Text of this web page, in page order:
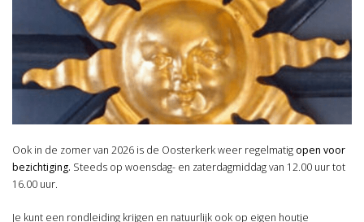
Ook in de zomer van 2026 is de Oosterkerk weer regelmatig open voor
bezichtiging. Steeds op woensdag- en zaterdagmiddag van 12.00 uur tot
16.00 uur.
Je kunt een rondleiding krijgen en natuurlijk ook op eigen houtje